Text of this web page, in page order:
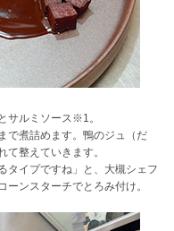
サルミソース※1。
で煮詰めます。鴨のジュ（だ
て整えていきます。
タイプですね」と、大槻シェフ
ンスターチでとろみ付け。